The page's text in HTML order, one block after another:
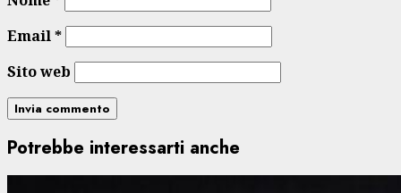
Email*
Sito web
Potrebbe interessarti anche